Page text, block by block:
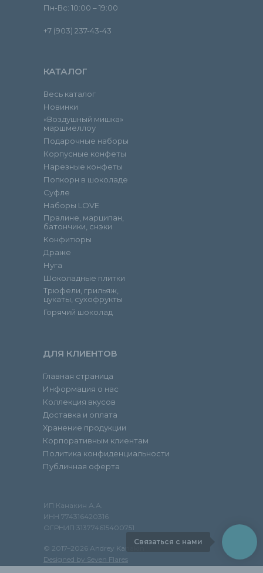
КАТАЛОГ
Подарочные наборы
Наборы LOVE
Корпусные конфеты
Нарезные конфеты
Попкорн в шоколаде
Пралине, марципан,
батончики, снэки
Конфитюры
Драже
Нуга
Шоколадные плитки
Трюфели, грильяж,
цукаты, сухофрукты
Горячий шоколад
ДЛЯ КЛИЕНТОВ
Главная страница
Информация о нас
Коллекция вкусов
Доставка и оплата
Хранение продукции
Корпоративным клиентам
Политика конфиденциальности
Публичная оферта
Designed by Seven Flares
© 2017–2026 Andrey Kanakin
ОГРНИП 313774615400751
ИНН 774316420316
ИП Канакин А.А.
Пн-Вс: 10:00 – 19:00
+7 (903) 237-43-43
Новинки
Весь каталог
«Воздушный мишка»
маршмеллоу
Суфле
Связаться с нами